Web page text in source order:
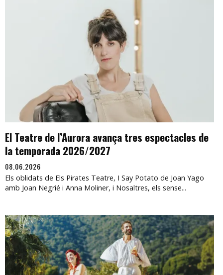
El Teatre de l’Aurora avança tres espectacles de
la temporada 2026/2027
08.06.2026
Els oblidats de Els Pirates Teatre, I Say Potato de Joan Yago
amb Joan Negrié i Anna Moliner, i Nosaltres, els sense...